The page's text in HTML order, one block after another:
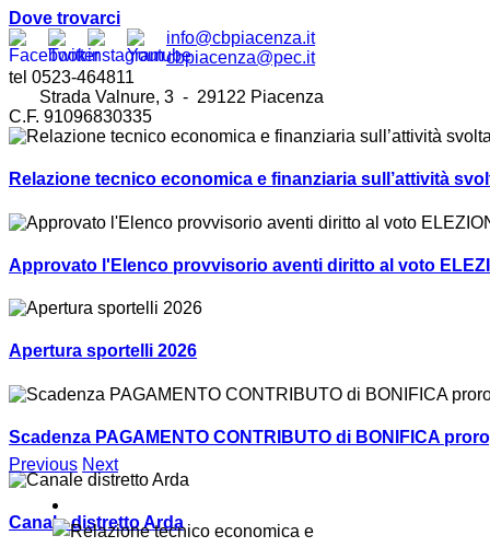
Dove trovarci
info@cbpiacenza.it
cbpiacenza@pec.it
tel 0523-464811
Strada Valnure, 3 - 29122 Piacenza
C.F. 91096830335
Relazione tecnico economica e finanziaria sull’attività
Approvato l'Elenco provvisorio aventi diritto al voto
Apertura sportelli 2026
Scadenza PAGAMENTO CONTRIBUTO di BONIFICA
Canale distretto Arda
Previous Next